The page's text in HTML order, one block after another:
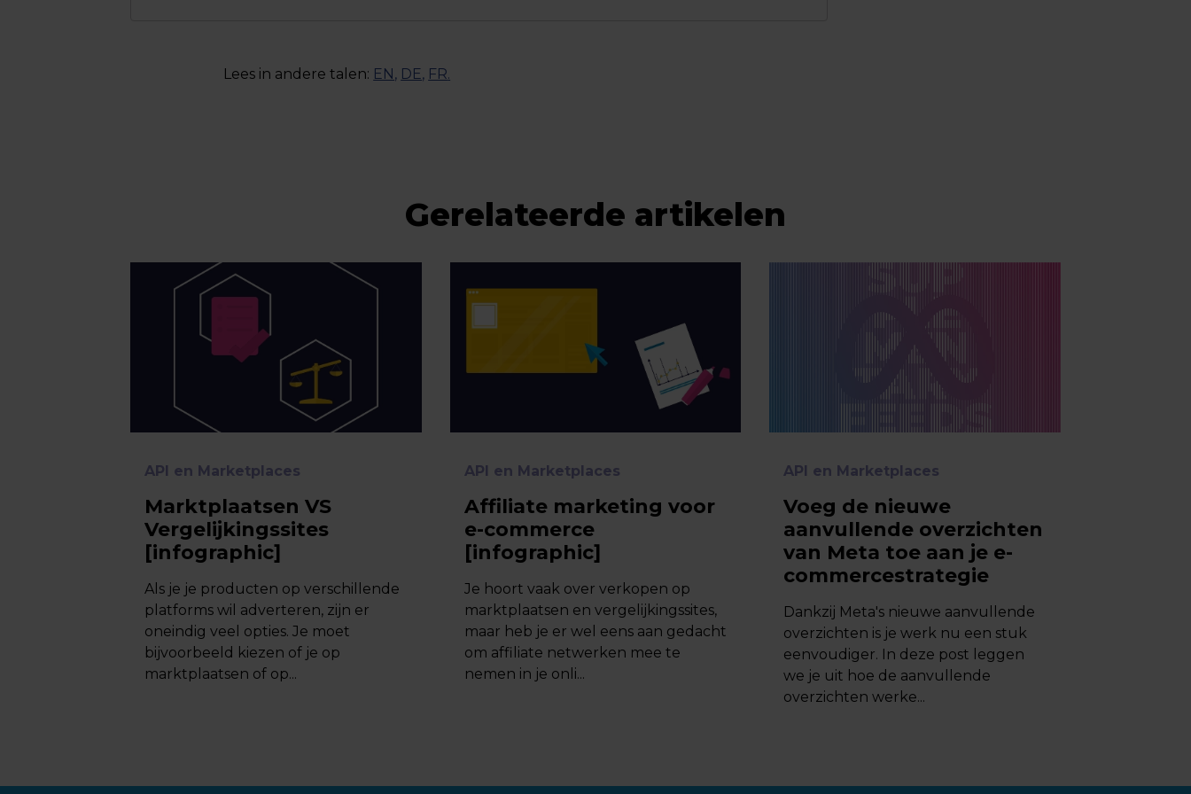
Lees in andere talen: EN, DE, FR.
Gerelateerde artikelen
API en Marketplaces
Marktplaatsen VS
Vergelijkingssites
[infographic]
Als je je producten op verschillende
platforms wil adverteren, zijn er
oneindig veel opties. Je moet
bijvoorbeeld kiezen of je op
marktplaatsen of op...
API en Marketplaces
Affiliate marketing voor
e-commerce
[infographic]
Je hoort vaak over verkopen op
marktplaatsen en vergelijkingssites,
maar heb je er wel eens aan gedacht
om affiliate netwerken mee te
nemen in je onli...
API en Marketplaces
Voeg de nieuwe
aanvullende overzichten
van Meta toe aan je e-
commercestrategie
Dankzij Meta's nieuwe aanvullende
overzichten is je werk nu een stuk
eenvoudiger. In deze post leggen
we je uit hoe de aanvullende
overzichten werke...